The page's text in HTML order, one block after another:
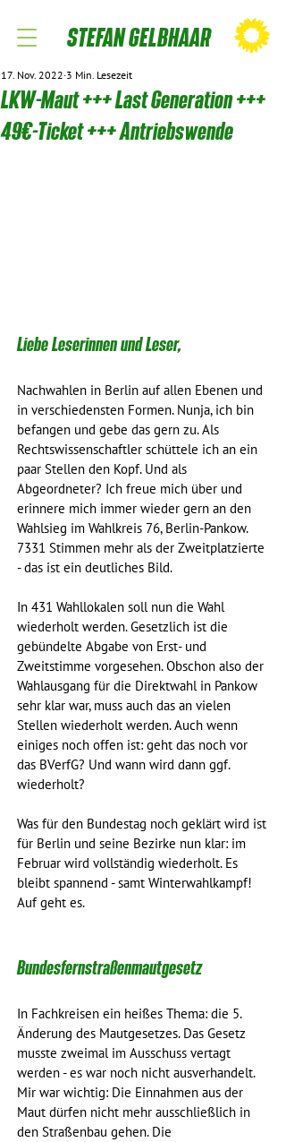
STEFAN GELBHAAR
LKW-Maut +++ Last Generation +++
49€-Ticket +++ Antriebswende
17. Nov. 2022 3 Min. Lesezeit
Liebe Leserinnen und Leser,
Nachwahlen in Berlin auf allen Ebenen und
in verschiedensten Formen. Nunja, ich bin
befangen und gebe das gern zu. Als
Rechtswissenschaftler schüttele ich an ein
paar Stellen den Kopf. Und als
Abgeordneter? Ich freue mich über und
erinnere mich immer wieder gern an den
Wahlsieg im Wahlkreis 76, Berlin-Pankow.
7331 Stimmen mehr als der Zweitplatzierte
- das ist ein deutliches Bild.
In 431 Wahllokalen soll nun die Wahl
wiederholt werden. Gesetzlich ist die
gebündelte Abgabe von Erst- und
Zweitstimme vorgesehen. Obschon also der
Wahlausgang für die Direktwahl in Pankow
sehr klar war, muss auch das an vielen
Stellen wiederholt werden. Auch wenn
einiges noch offen ist: geht das noch vor
das BVerfG? Und wann wird dann ggf.
wiederholt?
Was für den Bundestag noch geklärt wird ist
für Berlin und seine Bezirke nun klar: im
Februar wird vollständig wiederholt. Es
bleibt spannend - samt Winterwahlkampf!
Auf geht es.
Bundesfernstraßenmautgesetz
In Fachkreisen ein heißes Thema: die 5.
Änderung des Mautgesetzes. Das Gesetz
musste zweimal im Ausschuss vertagt
werden - es war noch nicht ausverhandelt.
Mir war wichtig: Die Einnahmen aus der
Maut dürfen nicht mehr ausschließlich in
den Straßenbau gehen. Die